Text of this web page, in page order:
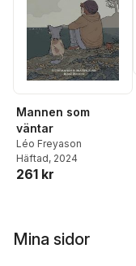
Mannen som
väntar
Léo Freyason
Häftad, 2024
261 kr
Mina sidor